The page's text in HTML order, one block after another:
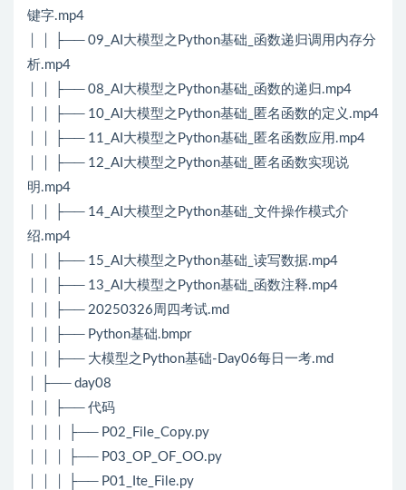
键字.mp4
│ │ ├── 09_AI大模型之Python基础_函数递归调用内存分
析.mp4
│ │ ├── 08_AI大模型之Python基础_函数的递归.mp4
│ │ ├── 10_AI大模型之Python基础_匿名函数的定义.mp4
│ │ ├── 11_AI大模型之Python基础_匿名函数应用.mp4
│ │ ├── 12_AI大模型之Python基础_匿名函数实现说
明.mp4
│ │ ├── 14_AI大模型之Python基础_文件操作模式介
绍.mp4
│ │ ├── 15_AI大模型之Python基础_读写数据.mp4
│ │ ├── 13_AI大模型之Python基础_函数注释.mp4
│ │ ├── 20250326周四考试.md
│ │ ├── Python基础.bmpr
│ │ ├── 大模型之Python基础-Day06每日一考.md
│ ├── day08
│ │ ├── 代码
│ │ │ ├── P02_File_Copy.py
│ │ │ ├── P03_OP_OF_OO.py
│ │ │ ├── P01_Ite_File.py